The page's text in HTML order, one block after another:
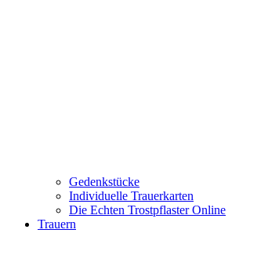
Gedenkstücke
Individuelle Trauerkarten
Die Echten Trostpflaster Online
Trauern